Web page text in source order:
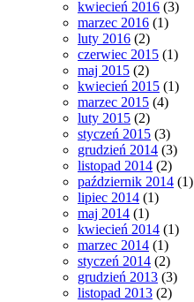
kwiecień 2016 (3)
marzec 2016 (1)
luty 2016 (2)
czerwiec 2015 (1)
maj 2015 (2)
kwiecień 2015 (1)
marzec 2015 (4)
luty 2015 (2)
styczeń 2015 (3)
grudzień 2014 (3)
listopad 2014 (2)
październik 2014 (1)
lipiec 2014 (1)
maj 2014 (1)
kwiecień 2014 (1)
marzec 2014 (1)
styczeń 2014 (2)
grudzień 2013 (3)
listopad 2013 (2)